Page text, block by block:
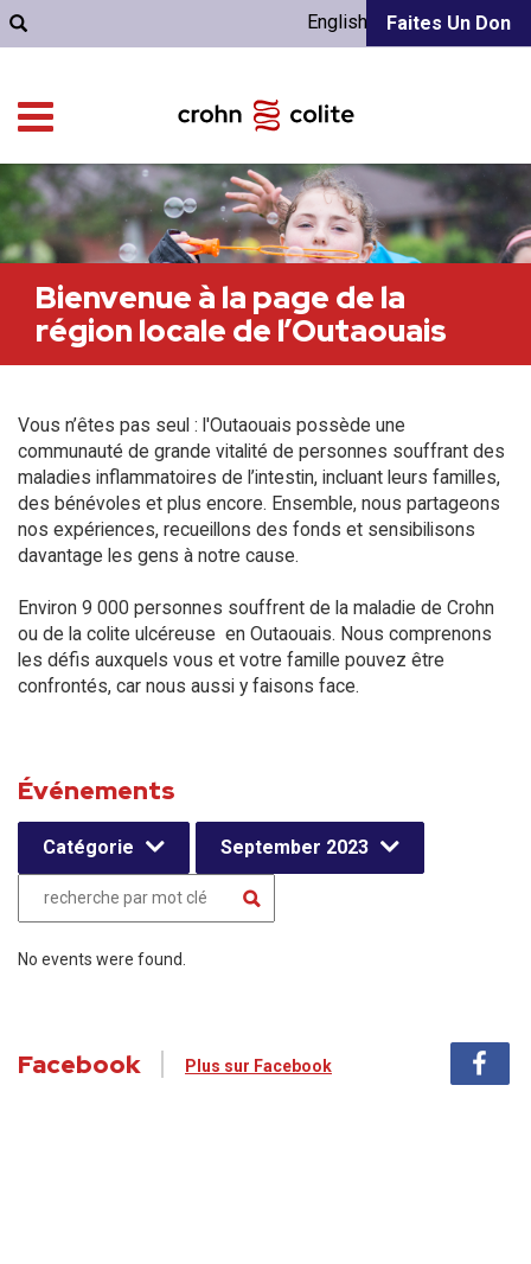
Faites Un Don
English
Bienvenue à la page de la
région locale de l’Outaouais
Vous n’êtes pas seul : l'Outaouais possède une
communauté de grande vitalité de personnes souffrant des
maladies inflammatoires de l’intestin, incluant leurs familles,
des bénévoles et plus encore. Ensemble, nous partageons
nos expériences, recueillons des fonds et sensibilisons
davantage les gens à notre cause.
Environ 9 000 personnes souffrent de la maladie de Crohn
ou de la colite ulcéreuse en Outaouais. Nous comprenons
les défis auxquels vous et votre famille pouvez être
confrontés, car nous aussi y faisons face.
Événements
Catégorie September 2023
No events were found.
Facebook Plus sur Facebook